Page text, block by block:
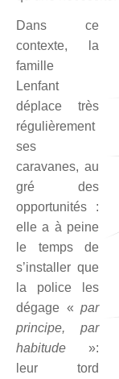
Dans ce
contexte, la
famille
Lenfant
déplace très
régulièrement
ses
caravanes, au
gré des
opportunités :
elle a à peine
le temps de
s’installer que
la police les
dégage « par
principe, par
habitude »:
leur tord